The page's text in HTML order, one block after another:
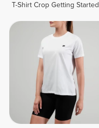
T-Shirt Crop Getting Started